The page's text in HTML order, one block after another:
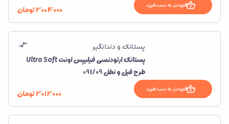
افزودن به سبدخرید ۲٬۰۰۴٬۰۰۰تومان
پستانک و دندانگیر
پستانک ارتودنسی فیلیپس اونت Ultra Soft
طرح فیل و نخل 091/09
افزودن به سبدخرید ۲٬۰۱۲٬۰۰۰تومان